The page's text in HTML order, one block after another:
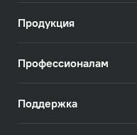
Продукция
Профессионалам
Поддержка